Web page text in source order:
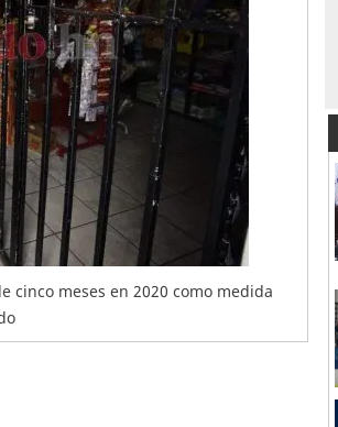
cinco meses en 2020 como medida